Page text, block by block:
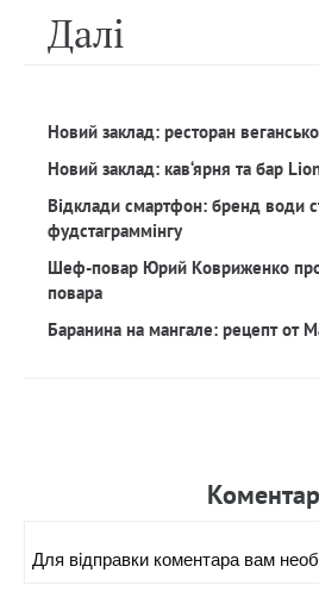
Далi
Новий заклад: ресторан
Новий заклад: кав‘ярня та бар
Відклади смартфон: бренд води
фудстаграммінгу
Шеф-повар Юрий Ковриженко про
повара
Баранина на мангале: рецепт от
Для вiдправки коментара вам